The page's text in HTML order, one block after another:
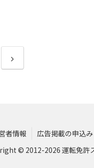
者情報 広告掲載の申込み
© 2012-2026 運転免許